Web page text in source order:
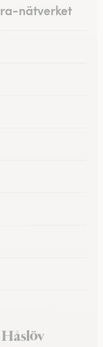
nätverket